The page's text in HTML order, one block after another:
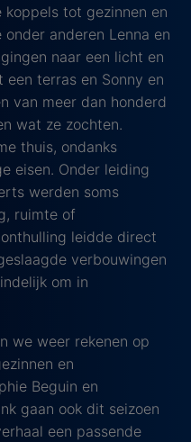
tot gezinnen en
anderen Lenna en
naar een licht en
terras en Sonny en
van meer dan honderd
wat ze zochten.
thuis, ondanks
eisen. Onder leiding
werden soms
ruimte of
leidde direct
verbouwingen
om in
we weer rekenen op
en
Beguin en
gaan ook dit seizoen
een passende